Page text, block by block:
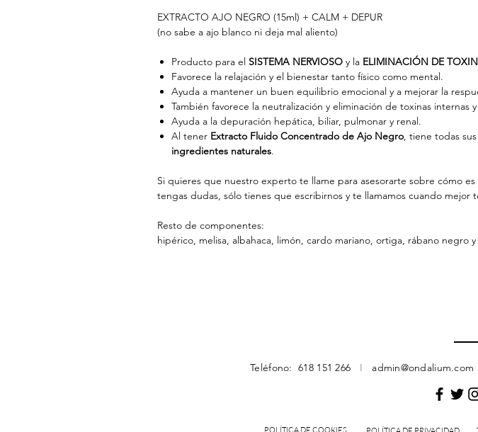
EXTRACTO AJO NEGRO (15ml) + CALM + DEPUR
(no sabe a ajo blanco ni deja mal aliento)
Producto para el SISTEMA NERVIOSO y la ELIMINACIÓN DE
Favorece la relajación y el bienestar tanto físico como mental.
Ayuda a mantener un buen equilibrio emocional y a mejorar la
También favorece la neutralización y eliminación de toxinas internas
Ayuda a la depuración hepática, biliar, pulmonar y renal.
Al tener Extracto Fluido Concentrado de Ajo Negro, tiene todas
ingredientes naturales.
Si quieres que nuestro experto te llame para asesorarte sobre cómo
tengas dudas, sólo tienes que escribirnos y te llamamos cuando mejor
Resto de componentes:
hipérico, melisa, albahaca, limón, cardo mariano, ortiga, rábano negro
Teléfono: 618 151 266 I admin@ondalium.com
POLÍTICA DE COOKIES